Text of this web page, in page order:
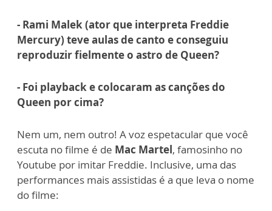
- Rami Malek (ator que interpreta Freddie
Mercury) teve aulas de canto e conseguiu
reproduzir fielmente o astro de Queen?
- Foi playback e colocaram as canções do
Queen por cima?
Nem um, nem outro! A voz espetacular que você
escuta no filme é de Mac Martel, famosinho no
Youtube por imitar Freddie. Inclusive, uma das
performances mais assistidas é a que leva o nome
do filme: